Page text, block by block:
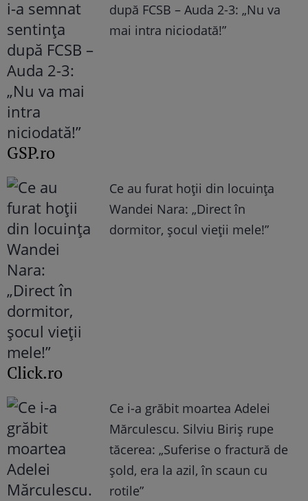
după FCSB – Auda 2-3: „Nu va
mai intra niciodată!”
GSP.ro
Ce au furat hoții din locuința
Wandei Nara: „Direct în
dormitor, șocul vieții mele!”
Click.ro
Ce i-a grăbit moartea Adelei
Mărculescu. Silviu Biriș rupe
tăcerea: „Suferise o fractură de
șold, era la azil, în scaun cu
rotile”